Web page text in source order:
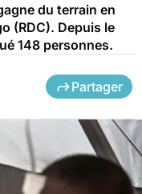
du terrain en
(RDC). Depuis le
148 personnes.
Partager